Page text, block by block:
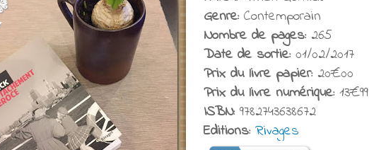
Genre: Contemporain
Nombre de pages: 265
Date de sortie: 01/02/2017
Prix du livre papier: 20€00
Prix du livre numérique: 13€99
ISBN: 9782743638672
Editions: Rivages